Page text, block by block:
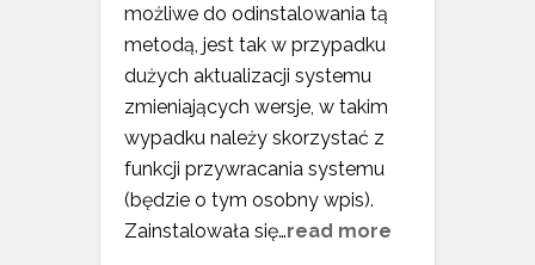
możliwe do odinstalowania tą
metodą, jest tak w przypadku
dużych aktualizacji systemu
zmieniających wersje, w takim
wypadku należy skorzystać z
funkcji przywracania systemu
(będzie o tym osobny wpis).
Zainstalowała się…read more